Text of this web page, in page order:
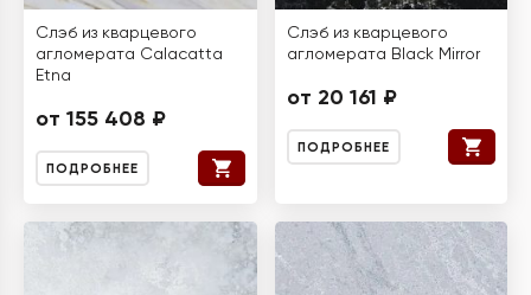
Слэб из кварцевого
агломерата Calacatta
Etna
от 155 408 ₽
ПОДРОБНЕЕ
Слэб из кварцевого
агломерата Black Mirror
от 20 161 ₽
ПОДРОБНЕЕ